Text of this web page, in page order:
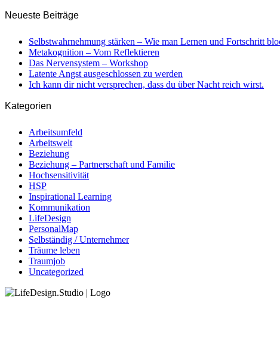
Neueste Beiträge
Selbstwahrnehmung stärken – Wie man Lernen und Fortschritt
Metakognition – Vom Reflektieren
Das Nervensystem – Workshop
Latente Angst ausgeschlossen zu werden
Ich kann dir nicht versprechen, dass du über Nacht reich wirst.
Kategorien
Arbeitsumfeld
Arbeitswelt
Beziehung
Beziehung – Partnerschaft und Familie
Hochsensitivität
HSP
Inspirational Learning
Kommunikation
LifeDesign
PersonalMap
Selbständig / Unternehmer
Träume leben
Traumjob
Uncategorized